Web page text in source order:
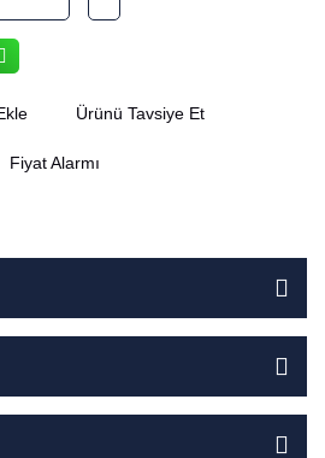
Ürünü Tavsiye Et
Fiyat Alarmı